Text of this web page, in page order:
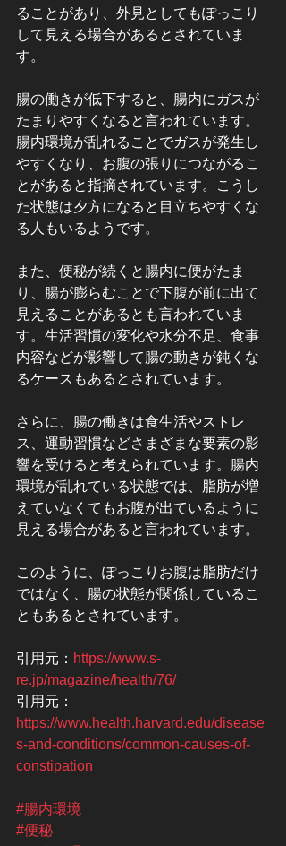
ることがあり、外見としてもぽっこり
して見える場合があるとされていま
す。
腸の働きが低下すると、腸内にガスが
たまりやすくなると言われています。
腸内環境が乱れることでガスが発生し
やすくなり、お腹の張りにつながるこ
とがあると指摘されています。こうし
た状態は夕方になると目立ちやすくな
る人もいるようです。
また、便秘が続くと腸内に便がたま
り、腸が膨らむことで下腹が前に出て
見えることがあるとも言われていま
す。生活習慣の変化や水分不足、食事
内容などが影響して腸の動きが鈍くな
るケースもあるとされています。
さらに、腸の働きは食生活やストレ
ス、運動習慣などさまざまな要素の影
響を受けると考えられています。腸内
環境が乱れている状態では、脂肪が増
えていなくてもお腹が出ているように
見える場合があると言われています。
このように、ぽっこりお腹は脂肪だけ
ではなく、腸の状態が関係しているこ
ともあるとされています。
引用元： https://www.s-
re.jp/magazine/health/76/
引用元：
https://www.health.harvard.edu/disease
s-and-conditions/common-causes-of-
constipation
#腸内環境
#便秘